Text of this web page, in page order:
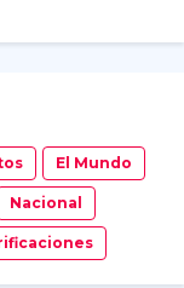
El Mundo
Nacional